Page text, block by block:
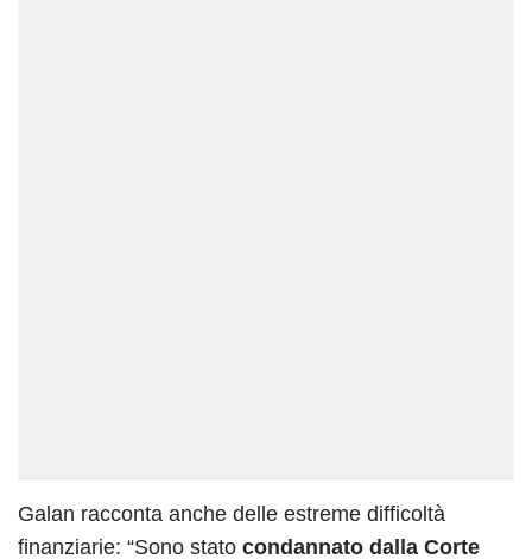
Galan racconta anche delle estreme difficoltà
finanziarie: “Sono stato condannato dalla Corte